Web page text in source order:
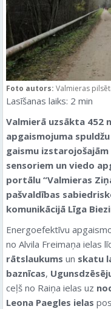
Foto autors: Valmieras
Lasīšanas laiks: 2 min
Valmierā uzsākta 452
apgaismojuma
gaismu
sensoriem un viedo
portālu “Valmieras
pašvaldības
komunikācijā Līga
Energoefektīvu
no Alvila Freimaņa ielas
rātslaukums un skatu
baznīcas,
ceļš no Raiņa ielas uz
Leona Paegles ielas